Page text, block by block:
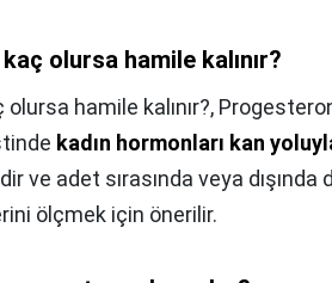
olursa hamile kalınır?
hamile kalınır?,
kadın hormonları kan
ve adet sırasında veya dışında
ölçmek için önerilir.